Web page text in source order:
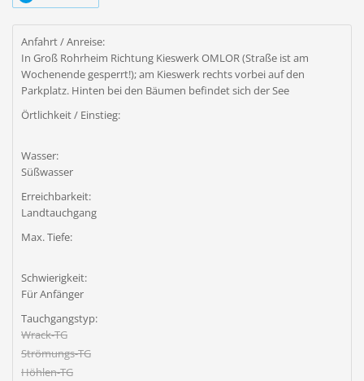
Anfahrt / Anreise:
In Groß Rohrheim Richtung Kieswerk OMLOR (Straße ist am
Wochenende gesperrt!); am Kieswerk rechts vorbei auf den
Parkplatz. Hinten bei den Bäumen befindet sich der See
Örtlichkeit / Einstieg:
Wasser:
Süßwasser
Erreichbarkeit:
Landtauchgang
Max. Tiefe:
Schwierigkeit:
Für Anfänger
Tauchgangstyp:
Wrack-TG
Strömungs-TG
Höhlen-TG